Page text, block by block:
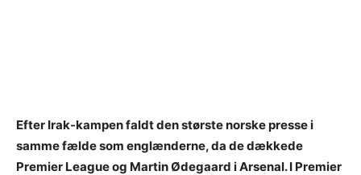
Efter Irak-kampen faldt den største norske presse i
samme fælde som englænderne, da de dækkede
Premier League og Martin Ødegaard i Arsenal. I Premier